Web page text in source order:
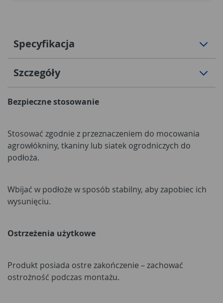
Specyfikacja
Szczegóły
Bezpieczne stosowanie
Stosować zgodnie z przeznaczeniem do mocowania
agrowłókniny, tkaniny lub siatek ogrodniczych do
podłoża.
Wbijać w podłoże w sposób stabilny, aby zapobiec ich
wysunięciu.
Ostrzeżenia użytkowe
Produkt posiada ostre zakończenie – zachować
ostrożność podczas montażu.